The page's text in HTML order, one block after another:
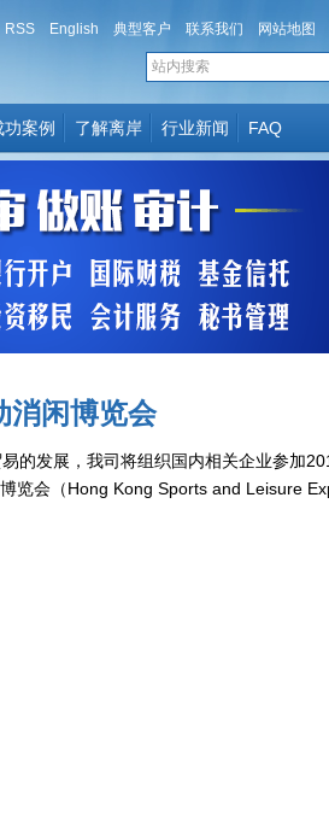
RSS English 典型客户 联系我们 网站地图
功案例 了解离岸 行业新闻 FAQ
消闲博览会
的发展，我司将组织国内相关企业参加
览会（Hong Kong Sports and Leisure